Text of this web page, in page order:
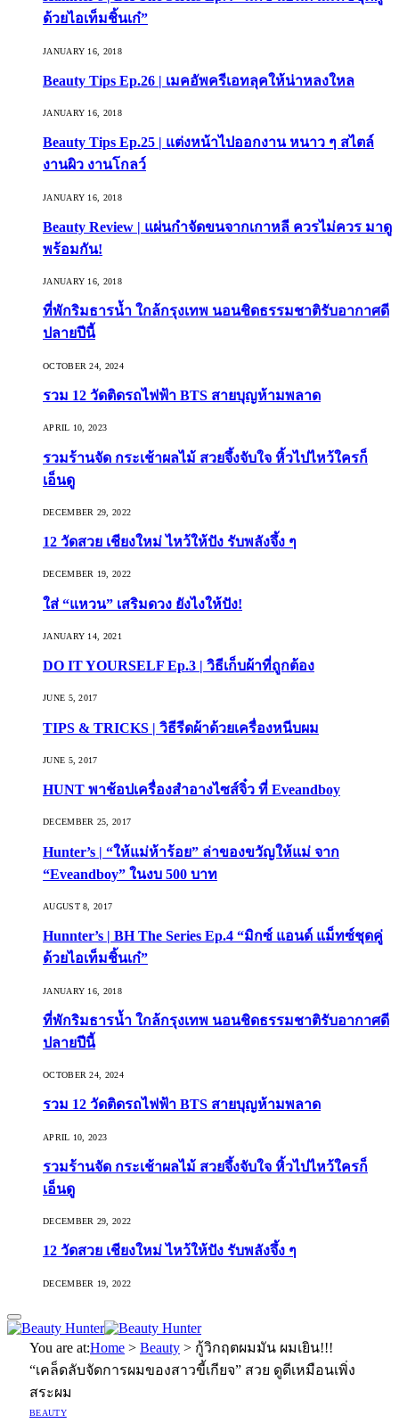
ด้วยไอเท็มชิ้นเก๋”
JANUARY 16, 2018
Beauty Tips Ep.26 | เมคอัพครีเอทลุคให้น่าหลงใหล
JANUARY 16, 2018
Beauty Tips Ep.25 | แต่งหน้าไปออกงาน หนาว ๆ สไตล์
งานผิว งานโกลว์
JANUARY 16, 2018
Beauty Review | แผ่นกำจัดขนจากเกาหลี ควรไม่ควร มาดู
พร้อมกัน!
JANUARY 16, 2018
ที่พักริมธารน้ำ ใกล้กรุงเทพ นอนชิดธรรมชาติรับอากาศดี
ปลายปีนี้
OCTOBER 24, 2024
รวม 12 วัดติดรถไฟฟ้า BTS สายบุญห้ามพลาด
APRIL 10, 2023
รวมร้านจัด กระเช้าผลไม้ สวยจึ้งจับใจ หิ้วไปไหว้ใครก็
เอ็นดู
DECEMBER 29, 2022
12 วัดสวย เชียงใหม่ ไหว้ให้ปัง รับพลังจึ้ง ๆ
DECEMBER 19, 2022
ใส่ “แหวน” เสริมดวง ยังไงให้ปัง!
JANUARY 14, 2021
DO IT YOURSELF Ep.3 | วิธีเก็บผ้าที่ถูกต้อง
JUNE 5, 2017
TIPS & TRICKS | วิธีรีดผ้าด้วยเครื่องหนีบผม
JUNE 5, 2017
HUNT พาช้อปเครื่องสำอางไซส์จิ๋ว ที่ Eveandboy
DECEMBER 25, 2017
Hunter’s | “ให้แม่ห้าร้อย” ล่าของขวัญให้แม่ จาก
“Eveandboy” ในงบ 500 บาท
AUGUST 8, 2017
Hunnter’s | BH The Series Ep.4 “มิกซ์ แอนด์ แม็ทซ์ชุดคู่
ด้วยไอเท็มชิ้นเก๋”
JANUARY 16, 2018
ที่พักริมธารน้ำ ใกล้กรุงเทพ นอนชิดธรรมชาติรับอากาศดี
ปลายปีนี้
OCTOBER 24, 2024
รวม 12 วัดติดรถไฟฟ้า BTS สายบุญห้ามพลาด
APRIL 10, 2023
รวมร้านจัด กระเช้าผลไม้ สวยจึ้งจับใจ หิ้วไปไหว้ใครก็
เอ็นดู
DECEMBER 29, 2022
12 วัดสวย เชียงใหม่ ไหว้ให้ปัง รับพลังจึ้ง ๆ
DECEMBER 19, 2022
You are at:Home > Beauty > กู้วิกฤตผมมัน ผมเยิน!!!
“เคล็ดลับจัดการผมของสาวขี้เกียจ” สวย ดูดีเหมือนเพิ่ง
สระผม
BEAUTY